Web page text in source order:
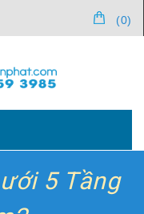
(0)
5 Tầng